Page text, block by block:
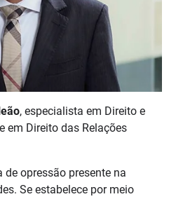
, especialista em Direito e
em Direito das Relações
opressão presente na
Se estabelece por meio